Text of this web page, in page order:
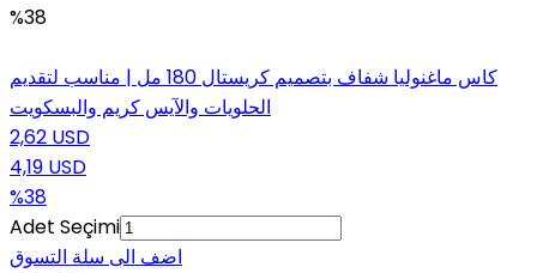
%38
كاس ماغنوليا شفاف بتصميم كريستال 180 مل | مناسب لتقديم
الحلويات والآيس كريم والبسكويت
2,62 USD
4,19 USD
%38
Adet Seçimi
اضف الى سلة التسوق